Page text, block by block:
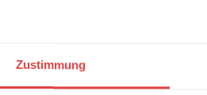
Zustimmung
aus korrosionsfreiem
und alle Wetterbedingungen, von